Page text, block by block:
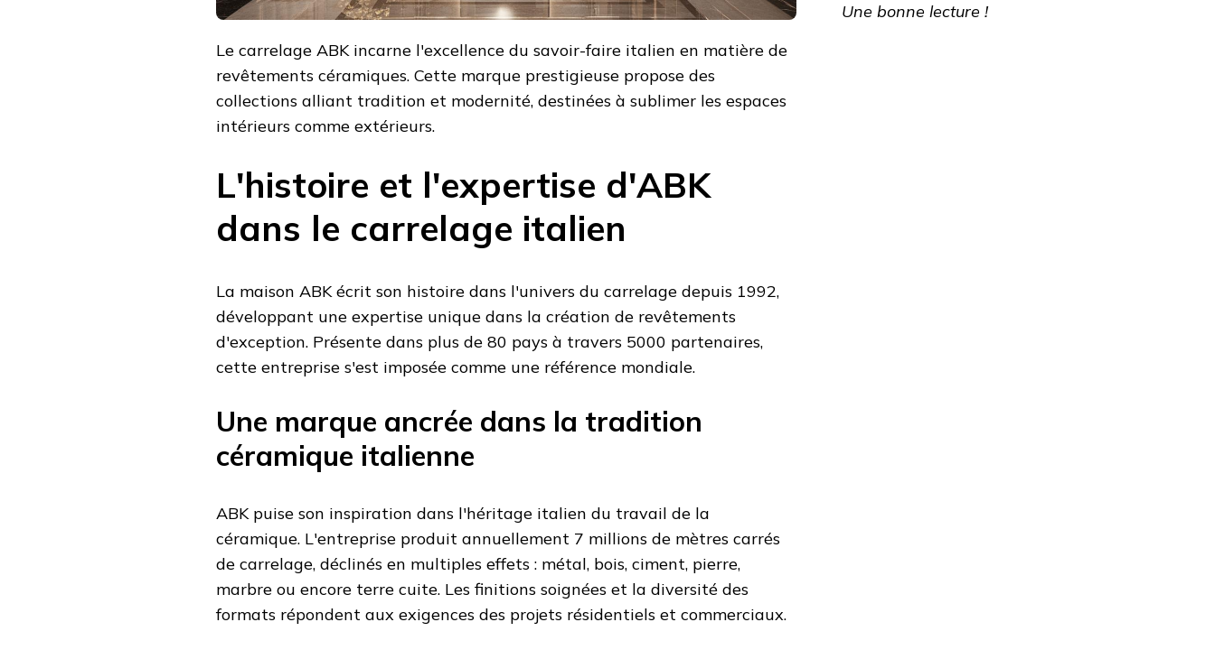
Le carrelage ABK incarne l'excellence du savoir-faire italien en matière de
revêtements céramiques. Cette marque prestigieuse propose des
collections alliant tradition et modernité, destinées à sublimer les espaces
intérieurs comme extérieurs.
L'histoire et l'expertise d'ABK
dans le carrelage italien
La maison ABK écrit son histoire dans l'univers du carrelage depuis 1992,
développant une expertise unique dans la création de revêtements
d'exception. Présente dans plus de 80 pays à travers 5000 partenaires,
cette entreprise s'est imposée comme une référence mondiale.
Une marque ancrée dans la tradition
céramique italienne
ABK puise son inspiration dans l'héritage italien du travail de la
céramique. L'entreprise produit annuellement 7 millions de mètres carrés
de carrelage, déclinés en multiples effets : métal, bois, ciment, pierre,
marbre ou encore terre cuite. Les finitions soignées et la diversité des
formats répondent aux exigences des projets résidentiels et commerciaux.
Une bonne lecture !